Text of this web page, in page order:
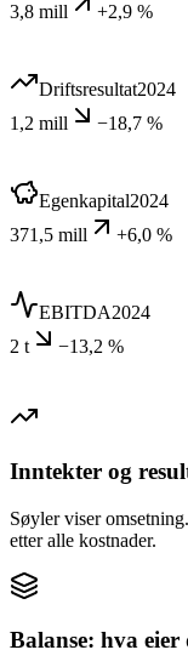
3,8 mill
+2,9 %
Driftsresultat2024
1,2 mill
−18,7 %
Egenkapital2024
371,5 mill
+6,0 %
EBITDA2024
2 t
−13,2 %
Inntekter og
Søyler viser
etter alle kostnader.
Balanse: hva eier